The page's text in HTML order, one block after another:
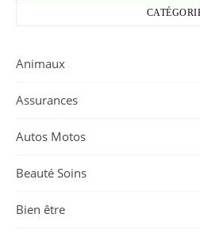
Animaux
Assurances
Autos Motos
Beauté Soins
Bien être